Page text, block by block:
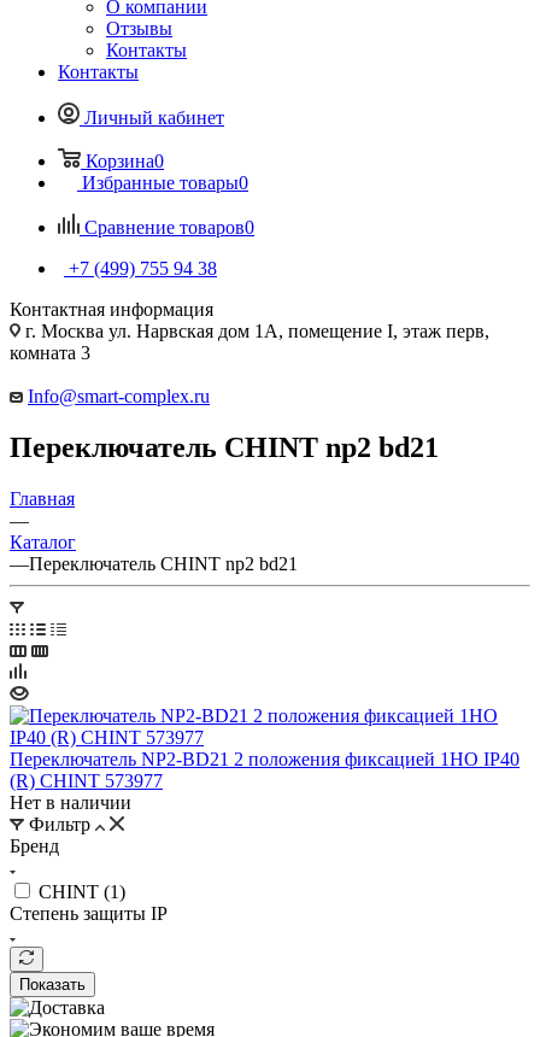
О компании
Отзывы
Контакты
Контакты
Личный кабинет
Корзина0
Избранные товары0
Сравнение товаров0
+7 (499) 755 94 38
Контактная информация
г. Москва ул. Нарвская дом 1А, помещение I, этаж перв,
комната 3
Info@smart-complex.ru
Переключатель CHINT np2 bd21
Главная
—
Каталог
—Переключатель CHINT np2 bd21
Переключатель NP2-BD21 2 положения фиксацией 1НО IP40
(R) CHINT 573977
Нет в наличии
Фильтр
Бренд
CHINT (1)
Степень защиты IP
Показать